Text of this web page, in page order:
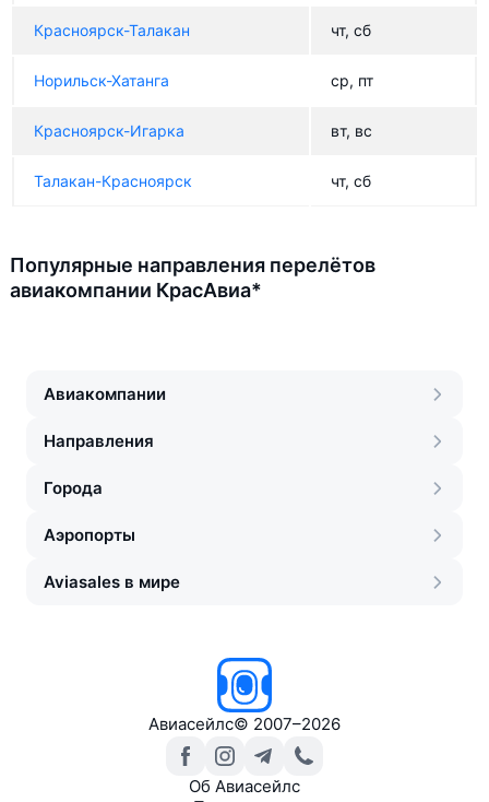
Красноярск-Талакан чт, сб
Норильск-Хатанга ср, пт
Красноярск-Игарка вт, вс
Талакан-Красноярск чт, сб
Популярные направления перелётов
авиакомпании КрасАвиа*
Авиакомпании
Направления
Города
Аэропорты
Aviasales в мире
Авиасейлс© 2007–2026
Об Авиасейлс